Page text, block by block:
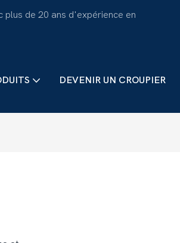
de 20 ans d'expérience en
DEVENIR UN CROUPIER